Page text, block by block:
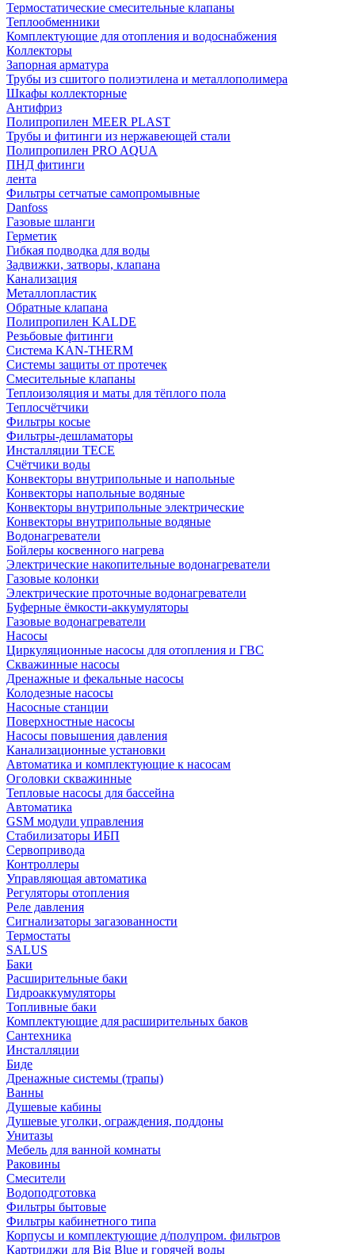
Термостатические смесительные клапаны
Теплообменники
Комплектующие для отопления и водоснабжения
Коллекторы
Запорная арматура
Трубы из сшитого полиэтилена и металлополимера
Шкафы коллекторные
Антифриз
Полипропилен MEER PLAST
Трубы и фитинги из нержавеющей стали
Полипропилен PRO AQUA
ПНД фитинги
лента
Фильтры сетчатые самопромывные
Danfoss
Газовые шланги
Герметик
Гибкая подводка для воды
Задвижки, затворы, клапана
Канализация
Металлопластик
Обратные клапана
Полипропилен KALDE
Резьбовые фитинги
Система KAN-THERM
Системы защиты от протечек
Смесительные клапаны
Теплоизоляция и маты для тёплого пола
Теплосчётчики
Фильтры косые
Фильтры-дешламаторы
Инсталляции TECE
Счётчики воды
Конвекторы внутрипольные и напольные
Конвекторы напольные водяные
Конвекторы внутрипольные электрические
Конвекторы внутрипольные водяные
Водонагреватели
Бойлеры косвенного нагрева
Электрические накопительные водонагреватели
Газовые колонки
Электрические проточные водонагреватели
Буферные ёмкости-аккумуляторы
Газовые водонагреватели
Насосы
Циркуляционные насосы для отопления и ГВС
Скважинные насосы
Дренажные и фекальные насосы
Колодезные насосы
Насосные станции
Поверхностные насосы
Насосы повышения давления
Канализационные установки
Автоматика и комплектующие к насосам
Оголовки скважинные
Тепловые насосы для бассейна
Автоматика
GSM модули управления
Стабилизаторы ИБП
Сервопривода
Контроллеры
Управляющая автоматика
Регуляторы отопления
Реле давления
Сигнализаторы загазованности
Термостаты
SALUS
Баки
Расширительные баки
Гидроаккумуляторы
Топливные баки
Комплектующие для расширительных баков
Сантехника
Инсталляции
Биде
Дренажные системы (трапы)
Ванны
Душевые кабины
Душевые уголки, ограждения, поддоны
Унитазы
Мебель для ванной комнаты
Раковины
Смесители
Водоподготовка
Фильтры бытовые
Фильтры кабинетного типа
Корпусы и комплектующие д/полупром. фильтров
Картриджи для Big Blue и горячей воды